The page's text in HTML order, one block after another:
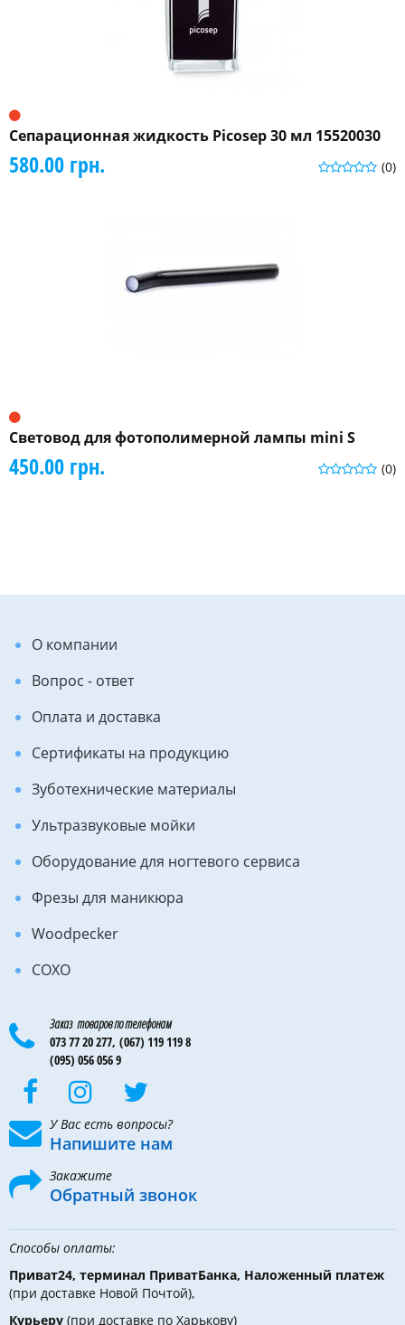
Сепарационная жидкость Picosep 30 мл 15520030
(0)
580.00 грн.
Световод для фотополимерной лампы mini S
(0)
450.00 грн.
О компании
Вопрос - ответ
Оплата и доставка
Сертификаты на продукцию
Зуботехнические материалы
Ультразвуковые мойки
Оборудование для ногтевого сервиса
Фрезы для маникюра
Woodpecker
COXO
Заказ товаров по телефонам
073 77 20 277, (067) 119 119 8
(095) 056 056 9
У Вас есть вопросы?
Напишите нам
Закажите
Обратный звонок
Способы оплаты:
Приват24, терминал ПриватБанка, Наложенный платеж
(при доставке Новой Почтой),
Курьеру (при доставке по Харькову)